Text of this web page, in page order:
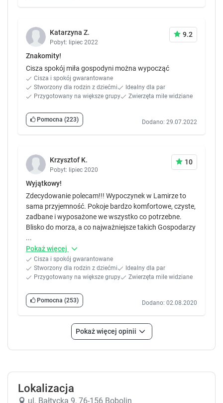
Katarzyna Z.
Pobyt: lipiec 2022
9.2
Znakomity!
Cisza spokój miła gospodyni można wypocząć
Cisza i spokój gwarantowane
Stworzony dla rodzin z dziećmi
Idealny dla par
Przygotowany na większe grupy
Zwierzęta mile widziane
Pomocna (223) Dodano: 29.07.2022
Krzysztof K.
Pobyt: lipiec 2020
10
Wyjątkowy!
Zdecydowanie polecam!!! Wypoczynek w Lamirze to
sama przyjemność. Pokoje bardzo komfortowe, czyste,
zadbane i wyposażone we wszystko co potrzebne.
Blisko do morza, a co najważniejsze takich Gospodarzy
...
Pokaż więcej
Cisza i spokój gwarantowane
Stworzony dla rodzin z dziećmi
Idealny dla par
Przygotowany na większe grupy
Zwierzęta mile widziane
Pomocna (253) Dodano: 02.08.2020
Pokaż więcej opinii
Lokalizacja
ul. Bałtycka 9, 76-156 Bobolin